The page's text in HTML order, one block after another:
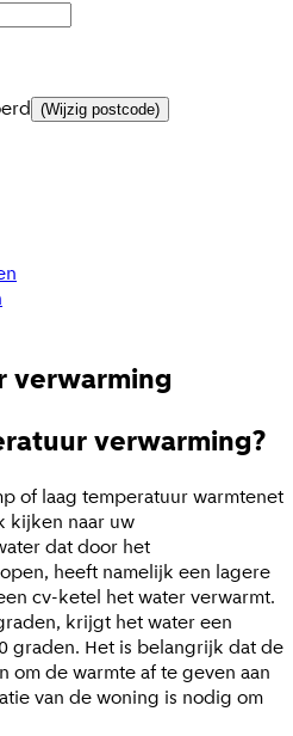
(Wijzig postcode)
verwarming
verwarming?
of laag temperatuur warmtenet
kijken naar uw
dat door het
heeft namelijk een lagere
cv-ketel het water verwarmt.
krijgt het water een
graden. Het is belangrijk dat de
om de warmte af te geven aan
van de woning is nodig om